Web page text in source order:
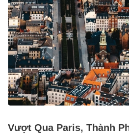
Vượt Qua Paris, Thành